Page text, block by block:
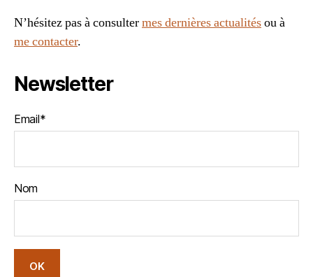
N’hésitez pas à consultermes dernières actualitésou à
me contacter.
Newsletter
Email*
Nom